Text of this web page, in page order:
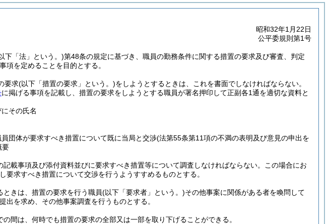
昭和32年1月22日
公平委規則第1号
下「法」という。)第48条の規定に基づき、職員の勤務条件に関する措置の要求及び審査、判定
項を定めることを目的とする。
要求(以下「措置の要求」という。)をしようとするときは、これを書面でしなければならない。
に掲げる事項を記載し、措置の要求をしようとする職員が署名押印して正副各1通を適切な資料と
その氏名
団体が要求すべき措置について既に当局と交渉(法第55条第11項の不満の表明及び意見の申出を
要
載事項及び添付資料並びに要求すべき措置等について調査しなければならない。
この場合にお
求すべき措置について交渉を行うようすすめるものとする。
きは、措置の要求を行う職員(以下「要求者」という。)その他事案に関係がある者を喚問して
を求め、その他事案調査を行うものとする。
間は、何時でも措置の要求の全部又は一部を取り下げることができる。